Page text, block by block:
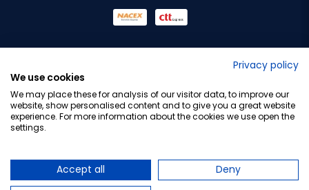
Privacy policy
We use cookies
We may place these for analysis of our visitor data, to improve our
website, show personalised content and to give you a great website
experience. For more information about the cookies we use open the
settings.
Accept all
Deny